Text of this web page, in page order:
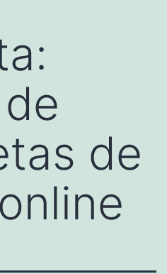
de